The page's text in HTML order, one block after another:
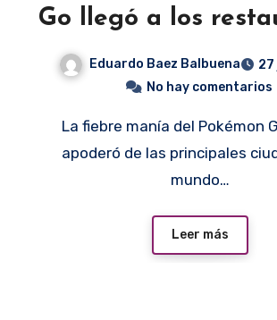
Go llegó a los
Eduardo Baez Balbuena
No hay comentarios
La fiebre manía del Pokémon Go que se
apoderó de las principales
mundo…
Leer más